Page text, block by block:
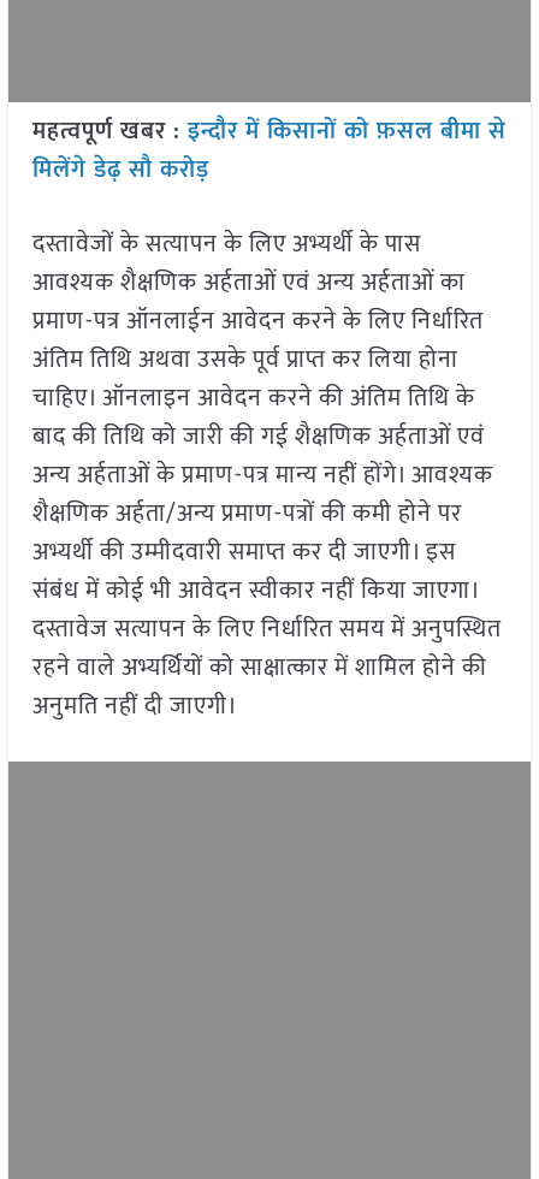
महत्वपूर्ण खबर :इन्दौर में किसानों को फ़सल बीमा से
मिलेंगे डेढ़ सौ करोड़
दस्तावेजों के सत्यापन के लिए अभ्यर्थी के पास
आवश्यक शैक्षणिक अर्हताओं एवं अन्य अर्हताओं का
प्रमाण-पत्र ऑनलाईन आवेदन करने के लिए निर्धारित
अंतिम तिथि अथवा उसके पूर्व प्राप्त कर लिया होना
चाहिए। ऑनलाइन आवेदन करने की अंतिम तिथि के
बाद की तिथि को जारी की गई शैक्षणिक अर्हताओं एवं
अन्य अर्हताओं के प्रमाण-पत्र मान्य नहीं होंगे। आवश्यक
शैक्षणिक अर्हता/अन्य प्रमाण-पत्रों की कमी होने पर
अभ्यर्थी की उम्मीदवारी समाप्त कर दी जाएगी। इस
संबंध में कोई भी आवेदन स्वीकार नहीं किया जाएगा।
दस्तावेज सत्यापन के लिए निर्धारित समय में अनुपस्थित
रहने वाले अभ्यर्थियों को साक्षात्कार में शामिल होने की
अनुमति नहीं दी जाएगी।